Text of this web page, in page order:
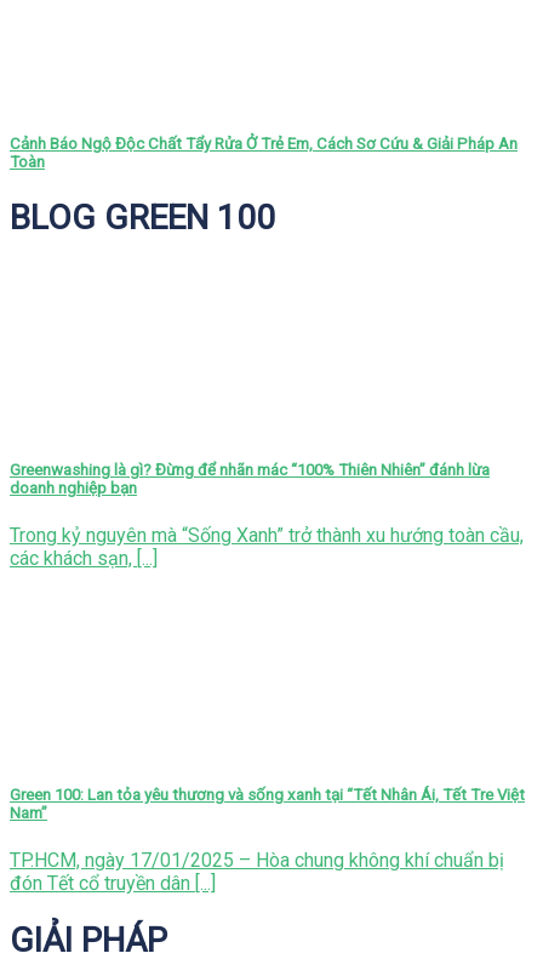
Cảnh Báo Ngộ Độc Chất Tẩy Rửa Ở Trẻ Em, Cách Sơ Cứu & Giải Pháp An
Toàn
BLOG GREEN 100
Greenwashing là gì? Đừng để nhãn mác “100% Thiên Nhiên” đánh lừa
doanh nghiệp bạn
Trong kỷ nguyên mà “Sống Xanh” trở thành xu hướng toàn cầu,
các khách sạn, [...]
Green 100: Lan tỏa yêu thương và sống xanh tại “Tết Nhân Ái, Tết Tre Việt
Nam”
TP.HCM, ngày 17/01/2025 – Hòa chung không khí chuẩn bị
đón Tết cổ truyền dân [...]
GIẢI PHÁP